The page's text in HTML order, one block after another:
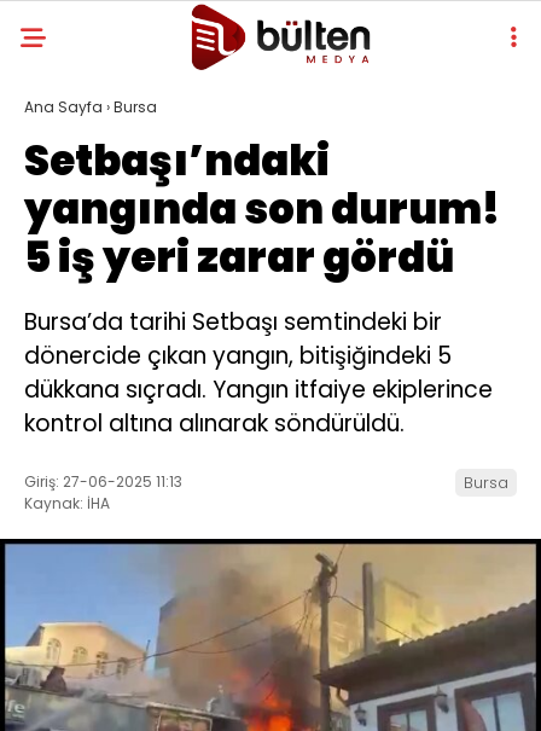
Ana Sayfa ›Bursa
Setbaşı’ndaki
yangında son durum!
5 iş yeri zarar gördü
Bursa’da tarihi Setbaşı semtindeki bir
dönercide çıkan yangın, bitişiğindeki 5
dükkana sıçradı. Yangın itfaiye ekiplerince
kontrol altına alınarak söndürüldü.
Giriş: 27-06-2025 11:13
Kaynak: İHA
Bursa